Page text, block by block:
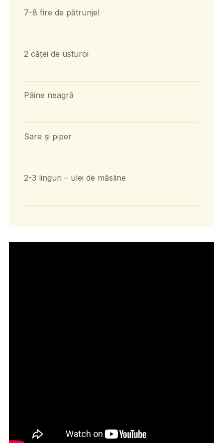
7-8 fire de pătrunjel
2 căței de usturoi
Pâine neagră
Sare și piper
2-3 linguri – ulei de măsline